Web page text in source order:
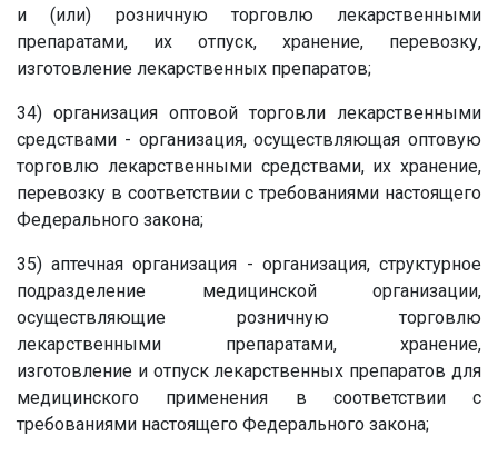
и (или) розничную торговлю лекарственными
препаратами, их отпуск, хранение, перевозку,
изготовление лекарственных препаратов;
34) организация оптовой торговли лекарственными
средствами - организация, осуществляющая оптовую
торговлю лекарственными средствами, их хранение,
перевозку в соответствии с требованиями настоящего
Федерального закона;
35) аптечная организация - организация, структурное
подразделение медицинской организации,
осуществляющие розничную торговлю
лекарственными препаратами, хранение,
изготовление и отпуск лекарственных препаратов для
медицинского применения в соответствии с
требованиями настоящего Федерального закона;